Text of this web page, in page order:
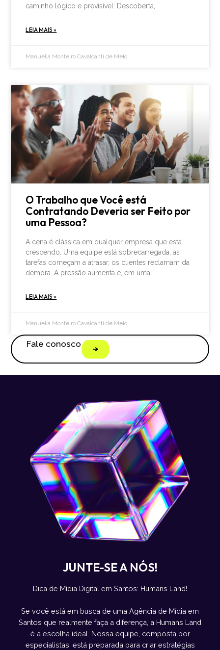
caminho lógico e previsível: Descoberta,
LEIA MAIS »
Manuella Monteiro Cavalcanti de Melo
O Trabalho que Você está
Contratando Deveria ser Feito por
uma Pessoa?
A cena é clássica em qualquer empresa que está
crescendo. Uma equipe está sobrecarregada, as
tarefas começam a atrasar, os clientes reclamam da
demora. A pressão aumenta e, em uma
LEIA MAIS »
Manuella Monteiro Cavalcanti de Melo
Fale conosco
JUNTE-SE A NÓS!
Dica de Mídia Digital em Santos: Humans Land!
Se você está em busca de uma Agência de Mídia em
Santos que realmente faça a diferença, a Humans Land
é a escolha ideal. Nossa equipe, composta por
especialistas, está preparada para criar estratégias